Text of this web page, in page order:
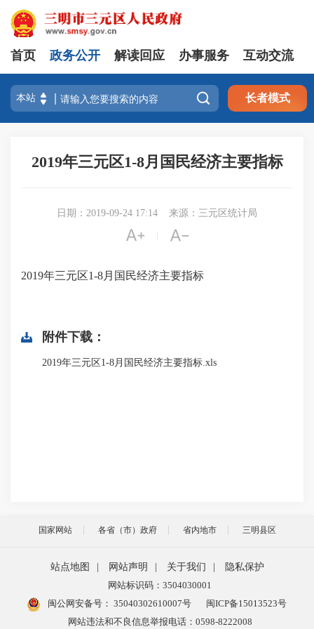
首页 政务公开 解读回应 办事服务 互动交流
 长者模式
2019年三元区1-8月国民经济主要指标
日期：2019-09-24 17:14 来源：三元区统计局
 
2019年三元区1-8月国民经济主要指标
附件下载：
2019年三元区1-8月国民经济主要指标.xls
国家网站 各省（市）政府 省内地市 三明县区
站点地图 网站声明 关于我们
隐私保护
网站标识码：3504030001
闽公网安备号： 35040302610007号
闽ICP备15013523号
网站违法和不良信息举报电话：0598-8222008